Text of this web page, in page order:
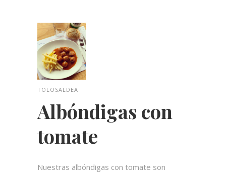
TOLOSALDEA
Albóndigas con
tomate
Nuestras albóndigas con tomate son